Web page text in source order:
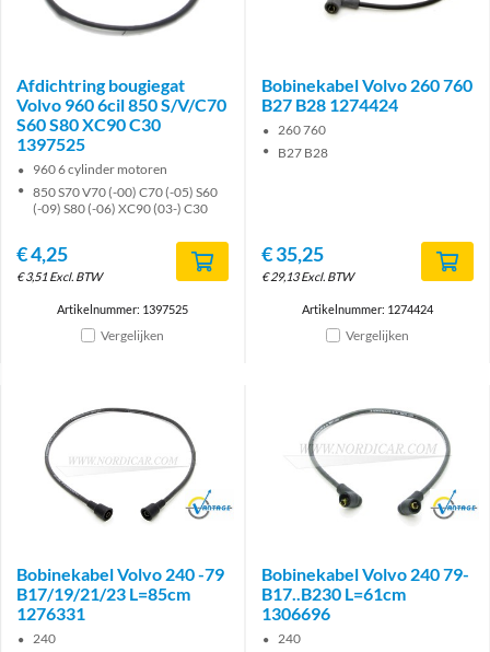
Afdichtring bougiegat
Volvo 960 6cil 850 S/V/C70
S60 S80 XC90 C30
1397525
960 6 cylinder motoren
850 S70 V70 (-00) C70 (-05) S60
(-09) S80 (-06) XC90 (03-) C30
€4,25
€3,51 Excl. BTW
Artikelnummer: 1397525
Vergelijken
Bobinekabel Volvo 260 760
B27 B28 1274424
260 760
B27 B28
€35,25
€29,13 Excl. BTW
Artikelnummer: 1274424
Vergelijken
Brand
Bobinekabel Volvo 240 -79
B17/19/21/23 L=85cm
1276331
240
Brand
Bobinekabel Volvo 240 79-
B17..B230 L=61cm
1306696
240